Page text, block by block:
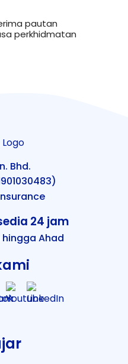
pautan
perkhidmatan
Bhd.
24 jam
hingga Ahad